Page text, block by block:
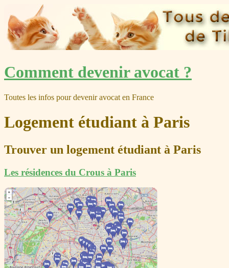
Skip
to
Comment devenir avocat ?
Toutes les infos pour devenir avocat en France
Logement étudiant à Paris
Trouver un logement étudiant à Paris
Les résidences du Crous à Paris